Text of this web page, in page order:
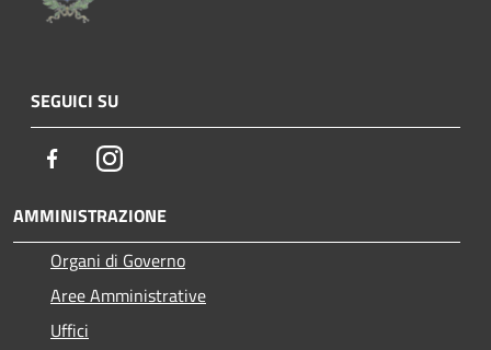
SEGUICI SU
FacebookInstagram
AMMINISTRAZIONE
Organi di Governo
Aree Amministrative
Uffici